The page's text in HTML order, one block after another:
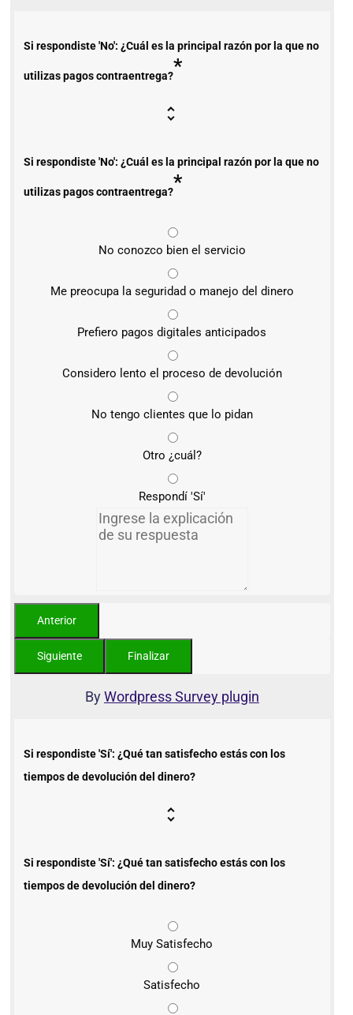
Si respondiste 'No': ¿Cuál es la principal razón por la que no
utilizas pagos contraentrega?*
Si respondiste 'No': ¿Cuál es la principal razón por la que no
utilizas pagos contraentrega?*
No conozco bien el servicio
Me preocupa la seguridad o manejo del dinero
Prefiero pagos digitales anticipados
Considero lento el proceso de devolución
No tengo clientes que lo pidan
Otro ¿cuál?
Respondí 'Sí'
ByWordpress Survey plugin
Si respondiste 'Sí': ¿Qué tan satisfecho estás con los
tiempos de devolución del dinero?
Si respondiste 'Sí': ¿Qué tan satisfecho estás con los
tiempos de devolución del dinero?
Muy Satisfecho
Satisfecho